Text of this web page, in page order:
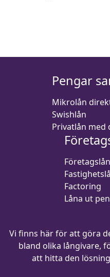
Pengar
Mikrolån
Swishlån
Privatlån
Factoring
Låna ut
Vi finns här för att göra
bland olika långivare,
att hitta den